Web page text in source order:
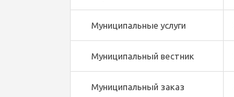
Муниципальные услуги
Муниципальный вестник
Муниципальный заказ